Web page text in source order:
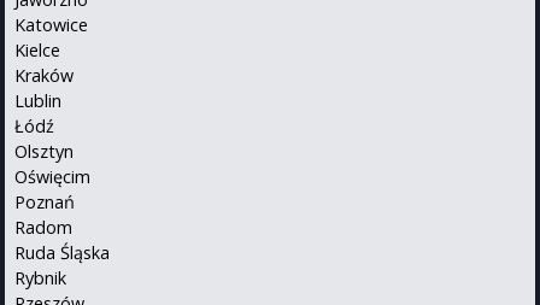
Katowice
Kielce
Kraków
Lublin
Łódź
Olsztyn
Oświęcim
Poznań
Radom
Ruda Śląska
Rybnik